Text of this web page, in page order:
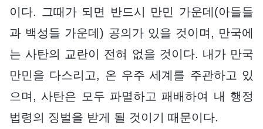
이다. 그때가 되면 반드시 만민 가운데(아들들
과 백성들 가운데) 공의가 있을 것이며, 만국에
는 사탄의 교란이 전혀 없을 것이다. 내가 만국
만민을 다스리고, 온 우주 세계를 주관하고 있
으며, 사탄은 모두 파멸하고 패배하여 내 행정
법령의 징벌을 받게 될 것이기 때문이다.